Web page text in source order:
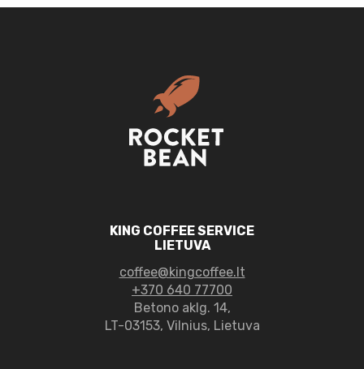
KING COFFEE SERVICE
LIETUVA
coffee@kingcoffee.lt
+370 640 77700
Betono aklg. 14,
LT-03153, Vilnius, Lietuva